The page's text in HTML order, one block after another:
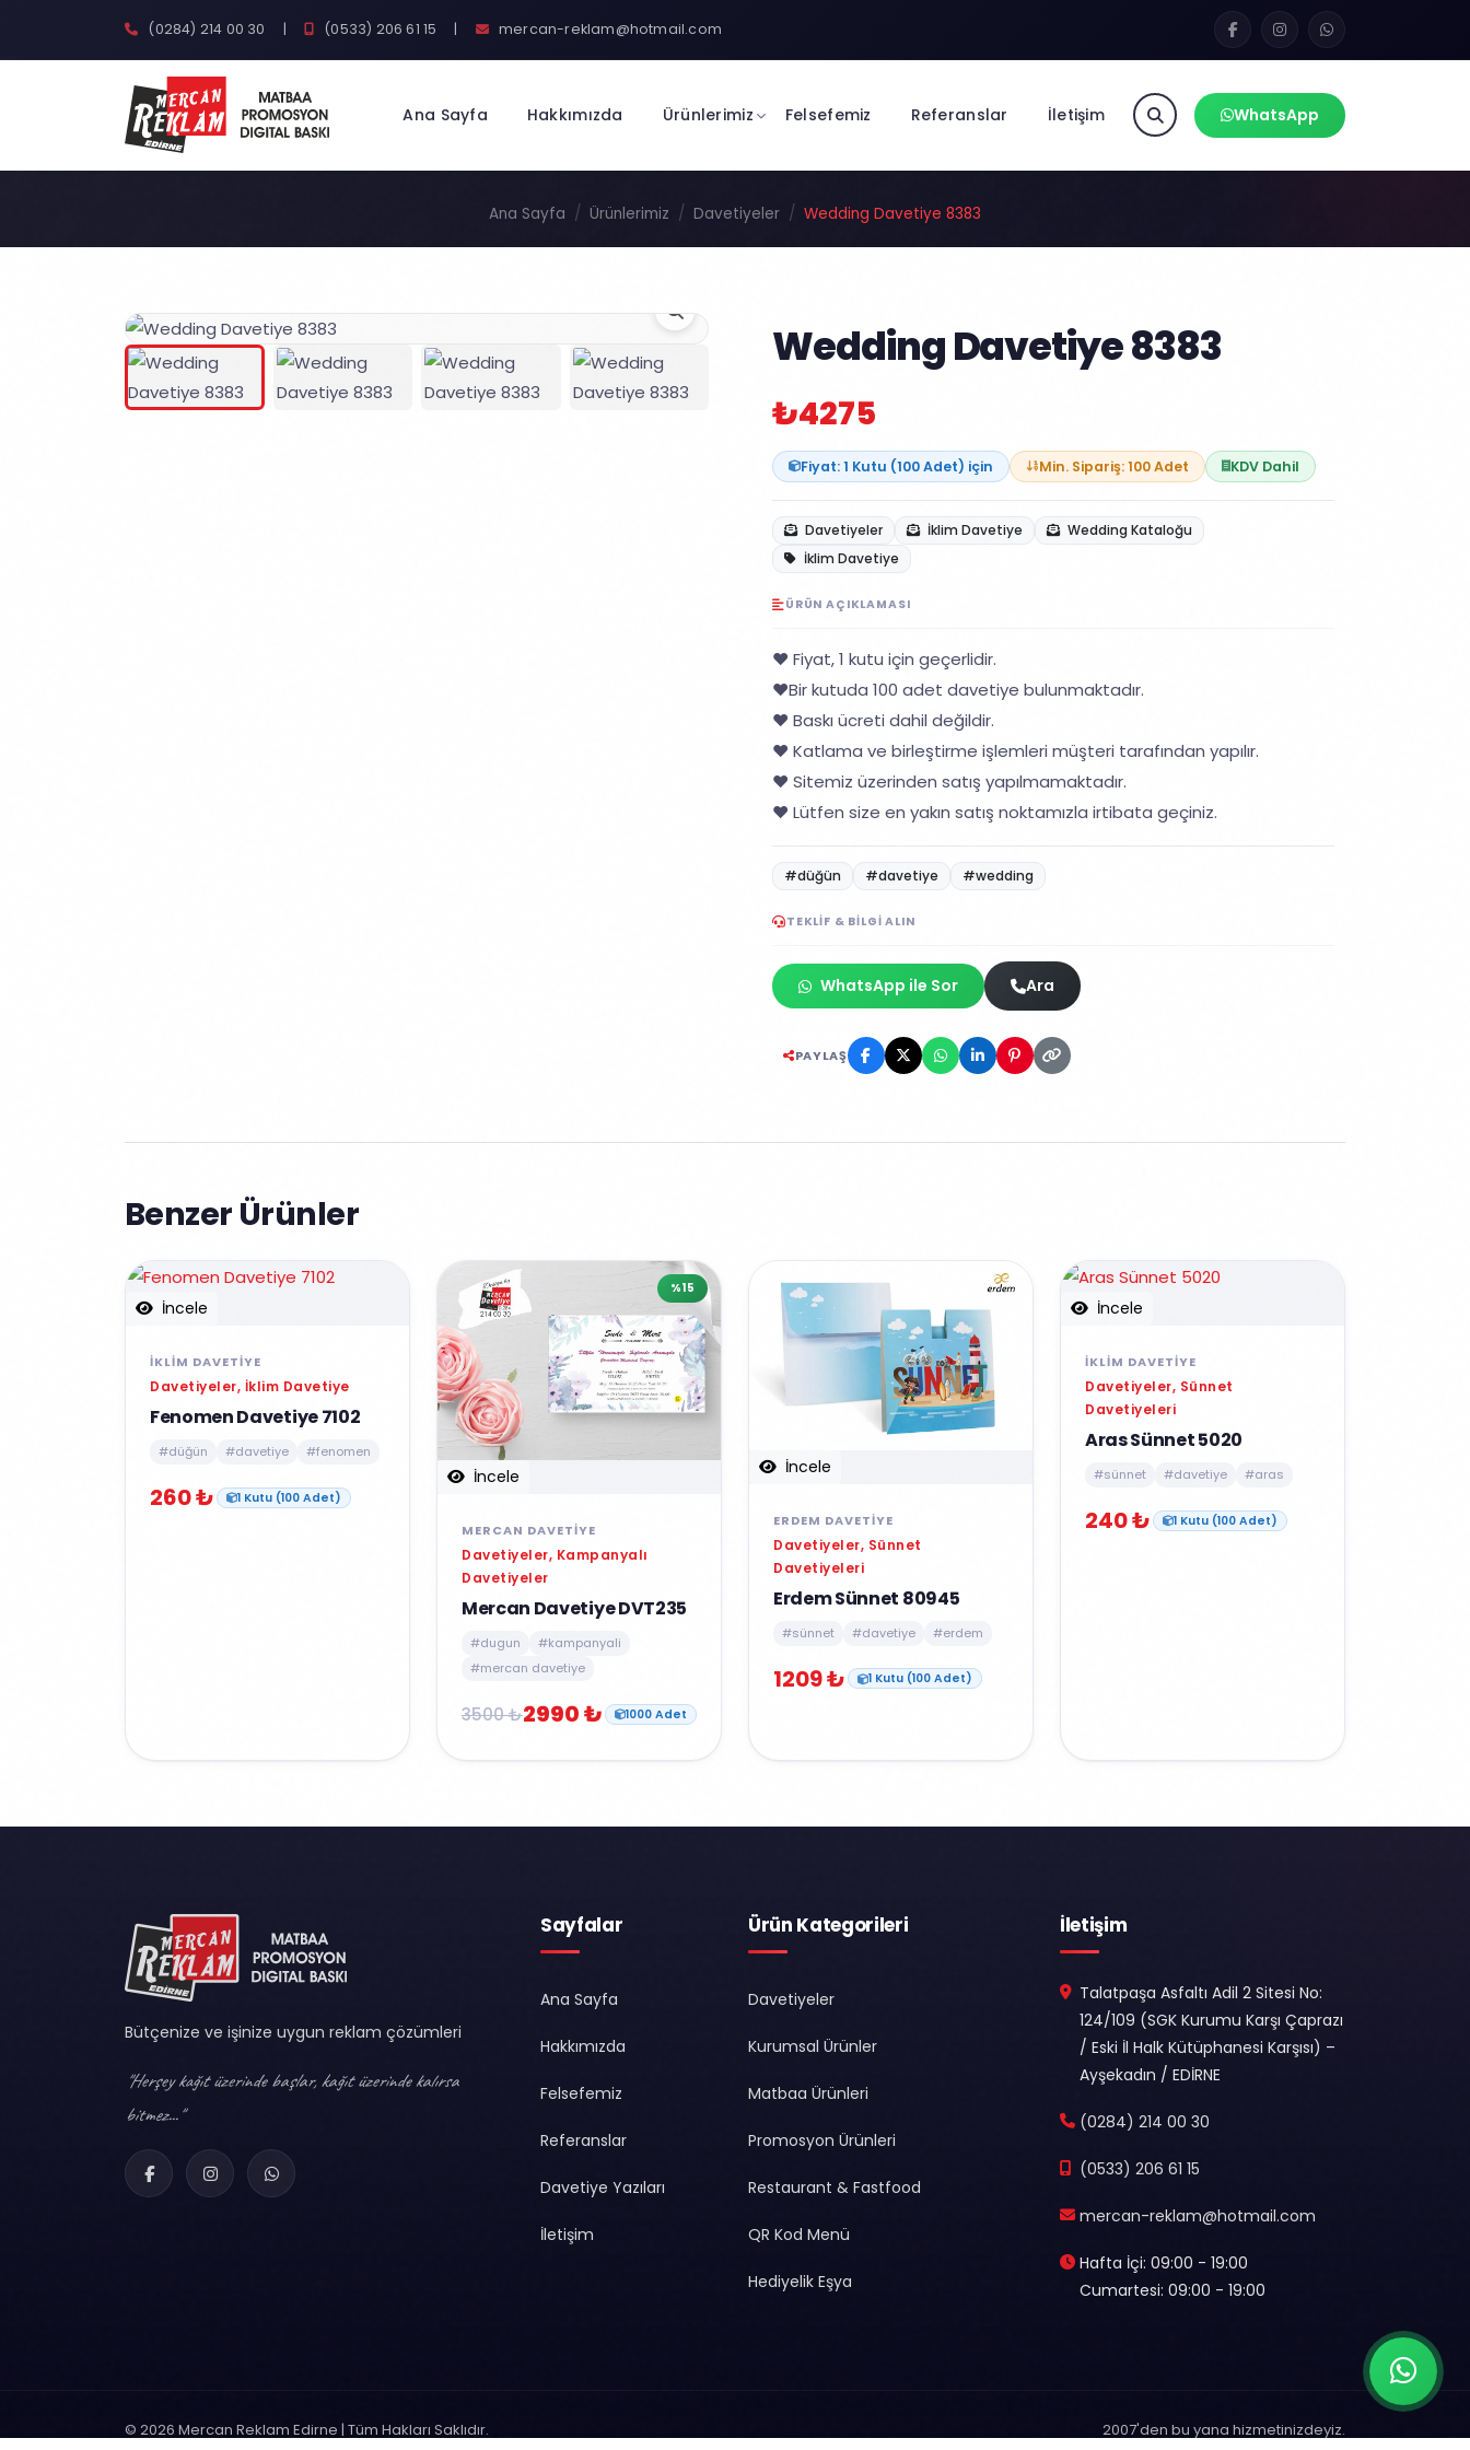
(0284) 214 00 30 | (0533) 206 61 15 | mercan-reklam@hotmail.com
Ana Sayfa Hakkımızda Ürünlerimiz Felsefemiz Referanslar İletişim WhatsApp
Ana Sayfa Ürünlerimiz Davetiyeler Wedding Davetiye 8383
Wedding Davetiye 8383
₺4275
Fiyat: 1 Kutu (100 Adet) için Min. Sipariş: 100 Adet KDV Dahil
Davetiyeler İklim Davetiye
Wedding Kataloğu
İklim Davetiye
ÜRÜN AÇIKLAMASI
❤️ Fiyat, 1 kutu için geçerlidir.
❤️Bir kutuda 100 adet davetiye bulunmaktadır.
❤️ Baskı ücreti dahil değildir.
❤️ Katlama ve birleştirme işlemleri müşteri tarafından yapılır.
❤️ Sitemiz üzerinden satış yapılmamaktadır.
❤️ Lütfen size en yakın satış noktamızla irtibata geçiniz.
#düğün #davetiye #wedding
TEKLIF & BILGI ALIN
WhatsApp ile Sor Ara
PAYLAŞ
Benzer Ürünler
İncele
İKLIM DAVETIYE
Davetiyeler, İklim Davetiye
Fenomen Davetiye 7102
#düğün #davetiye #fenomen
260 ₺ 1 Kutu (100 Adet)
İncele
%15
MERCAN DAVETIYE
Davetiyeler, Kampanyalı
Davetiyeler
Mercan Davetiye DVT235
#dugun
#kampanyali
#mercan davetiye
3500 ₺2990 ₺ 1000 Adet
İncele
ERDEM DAVETIYE
Davetiyeler, Sünnet
Davetiyeleri
Erdem Sünnet 80945
#sünnet #davetiye #erdem
1209 ₺ 1 Kutu (100 Adet)
İncele
İKLIM DAVETIYE
Davetiyeler, Sünnet
Davetiyeleri
Aras Sünnet 5020
#sünnet #davetiye #aras
240 ₺ 1 Kutu (100 Adet)
Bütçenize ve işinize uygun reklam çözümleri
"Herşey kağıt üzerinde başlar, kağıt üzerinde kalırsa
bitmez..."
Sayfalar
Ana Sayfa
Hakkımızda
Felsefemiz
Referanslar
Davetiye Yazıları
İletişim
Ürün Kategorileri
Davetiyeler
Kurumsal Ürünler
Matbaa Ürünleri
Promosyon Ürünleri
Restaurant & Fastfood
QR Kod Menü
Hediyelik Eşya
İletişim
Talatpaşa Asfaltı Adil 2 Sitesi No:
124/109 (SGK Kurumu Karşı Çaprazı
/ Eski İl Halk Kütüphanesi Karşısı) –
Ayşekadın / EDİRNE
(0284) 214 00 30
(0533) 206 61 15
mercan-reklam@hotmail.com
Hafta İçi: 09:00 - 19:00
Cumartesi: 09:00 - 19:00
© 2026 Mercan Reklam Edirne | Tüm Hakları Saklıdır. 2007'den bu yana hizmetinizdeyiz.